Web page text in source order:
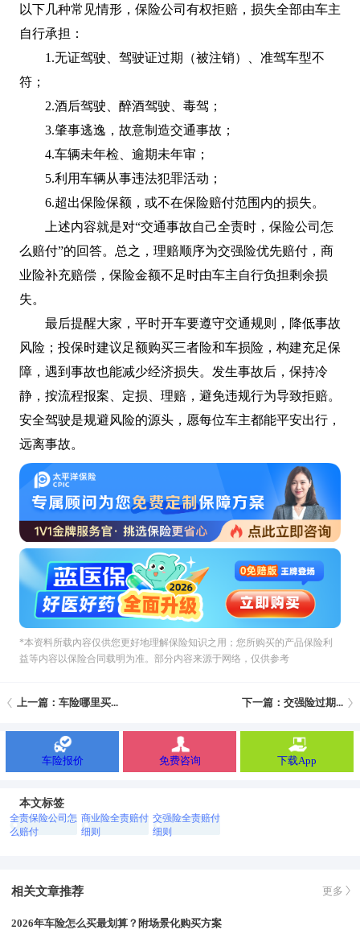
以下几种常见情形，保险公司有权拒赔，损失全部由车主
自行承担：
1.无证驾驶、驾驶证过期（被注销）、准驾车型不
符；
2.酒后驾驶、醉酒驾驶、毒驾；
3.肇事逃逸，故意制造交通事故；
4.车辆未年检、逾期未年审；
5.利用车辆从事违法犯罪活动；
6.超出保险保额，或不在保险赔付范围内的损失。
上述内容就是对“交通事故自己全责时，保险公司怎
么赔付”的回答。总之，理赔顺序为交强险优先赔付，商
业险补充赔偿，保险金额不足时由车主自行负担剩余损
失。
最后提醒大家，平时开车要遵守交通规则，降低事故
风险；投保时建议足额购买三者险和车损险，构建充足保
障，遇到事故也能减少经济损失。发生事故后，保持冷
静，按流程报案、定损、理赔，避免违规行为导致拒赔。
安全驾驶是规避风险的源头，愿每位车主都能平安出行，
远离事故。
*本资料所载內容仅供您更好地理解保险知识之用；您所购买的产品保险利
益等内容以保险合同载明为准。部分内容来源于网络，仅供参考
上一篇：车险哪里买... 下一篇：交强险过期...
车险报价 免费咨询 下载App
本文标签
全责保险公司怎
么赔付
商业险全责赔付
细则
交强险全责赔付
细则
相关文章推荐 更多
2026年车险怎么买最划算？附场景化购买方案